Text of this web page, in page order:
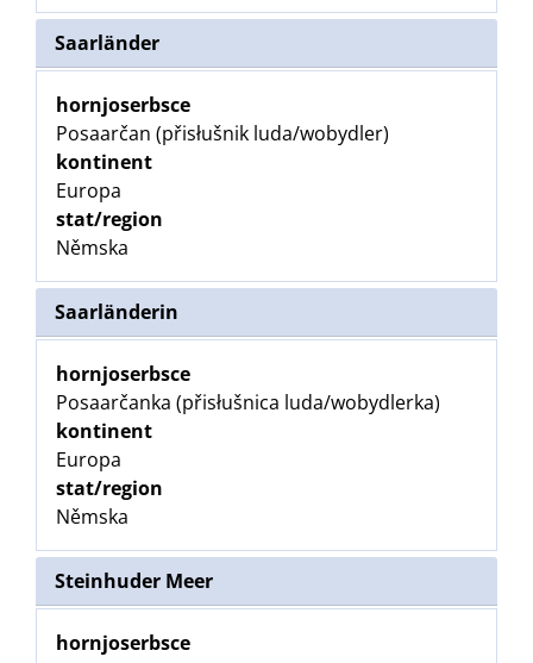
Saarländer
hornjoserbsce
Posaarčan (přisłušnik luda/wobydler)
kontinent
Europa
stat/region
Němska
Saarländerin
hornjoserbsce
Posaarčanka (přisłušnica luda/wobydlerka)
kontinent
Europa
stat/region
Němska
Steinhuder Meer
hornjoserbsce